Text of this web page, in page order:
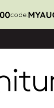
code: